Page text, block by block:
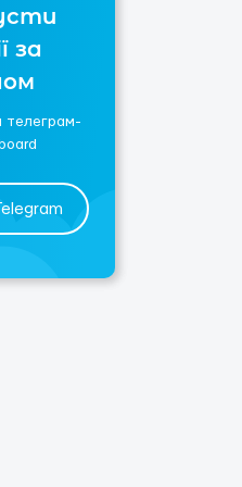
за
телеграм-